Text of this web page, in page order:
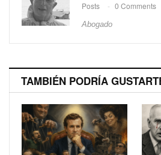
Posts
0 Comments
Abogado
TAMBIÉN PODRÍA